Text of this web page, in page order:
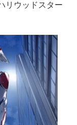
リウッドスター